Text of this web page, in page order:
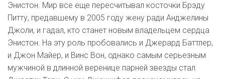
Энистон. Мир все еще пересчитывал косточки Брэду
Питту, предавшему в 2005 году жену ради Анджелины
Джоли, и гадал, кто станет новым владельцем сердца
Энистон. На эту роль пробовались и Джерард Баттлер,
и Джон Майер, и Винс Вон, однако самым серьезным
мужчиной в длинной веренице парней звезды стал